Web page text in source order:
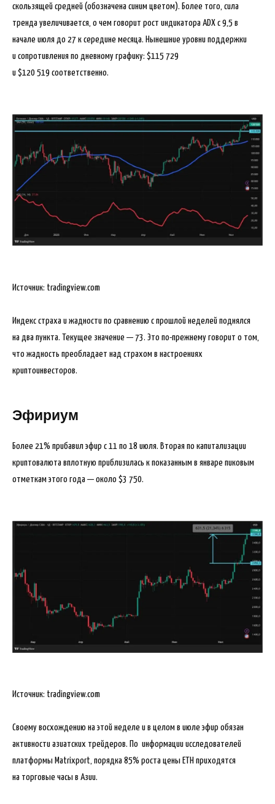
скользящей средней (обозначена синим цветом). Более того, сила
тренда увеличивается, о чем говорит рост индикатора ADX с 9,5 в
начале июля до 27 к середине месяца. Нынешние уровни поддержки
и сопротивления по дневному графику: $115 729
и $120 519 соответственно.
Источник: tradingview.com
Индекс страха и жадности по сравнению с прошлой неделей поднялся
на два пункта. Текущее значение — 73. Это по-прежнему говорит о том,
что жадность преобладает над страхом в настроениях
криптоинвесторов.
Эфириум
Более 21% прибавил эфир с 11 по 18 июля. Вторая по капитализации
криптовалюта вплотную приблизилась к показанным в январе пиковым
отметкам этого года — около $3 750.
Источник: tradingview.com
Своему восхождению на этой неделе и в целом в июле эфир обязан
активности азиатских трейдеров. По информации исследователей
платформы Matrixport, порядка 85% роста цены ETH приходятся
на торговые часы в Азии.